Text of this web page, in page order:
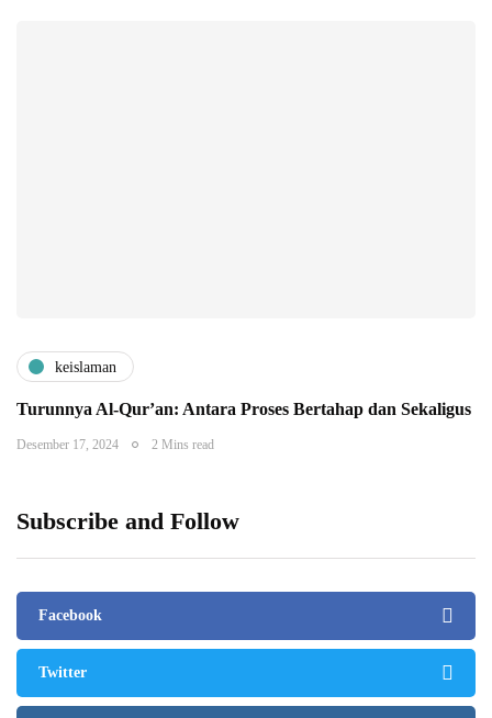
keislaman
Turunnya Al-Qur’an: Antara Proses Bertahap dan Sekaligus
Desember 17, 2024 2 Mins read
Subscribe and Follow
Facebook
Twitter